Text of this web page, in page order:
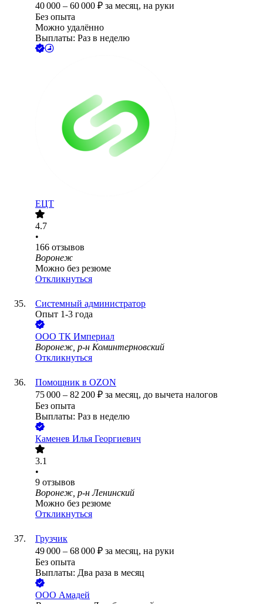
40 000 – 60 000 ₽ за месяц, на руки
Без опыта
Можно удалённо
Выплаты: Раз в неделю
ЕЦТ
4.7
•
166 отзывов
Воронеж
Можно без резюме
Откликнуться
Системный администратор
Опыт 1-3 года
ООО ТК Империал
Воронеж, р-н Коминтерновский
Откликнуться
Помощник в OZON
75 000 – 82 200 ₽ за месяц, до вычета налогов
Без опыта
Выплаты: Раз в неделю
Каменев Илья Георгиевич
3.1
•
9 отзывов
Воронеж, р-н Ленинский
Можно без резюме
Откликнуться
Грузчик
49 000 – 68 000 ₽ за месяц, на руки
Без опыта
Выплаты: Два раза в месяц
ООО Амадей